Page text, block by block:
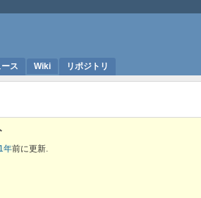
ス Wiki リポジトリ
年前に更新.